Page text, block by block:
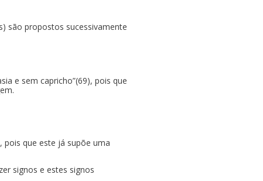
são propostos sucessivamente
e sem capricho”(69), pois que
pois que este já supõe uma
signos e estes signos